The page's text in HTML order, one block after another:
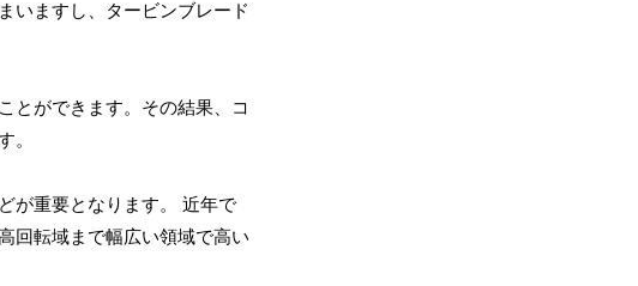
いますし、タービンブレード
とができます。その結果、コ
。
が重要となります。 近年で
回転域まで幅広い領域で高い